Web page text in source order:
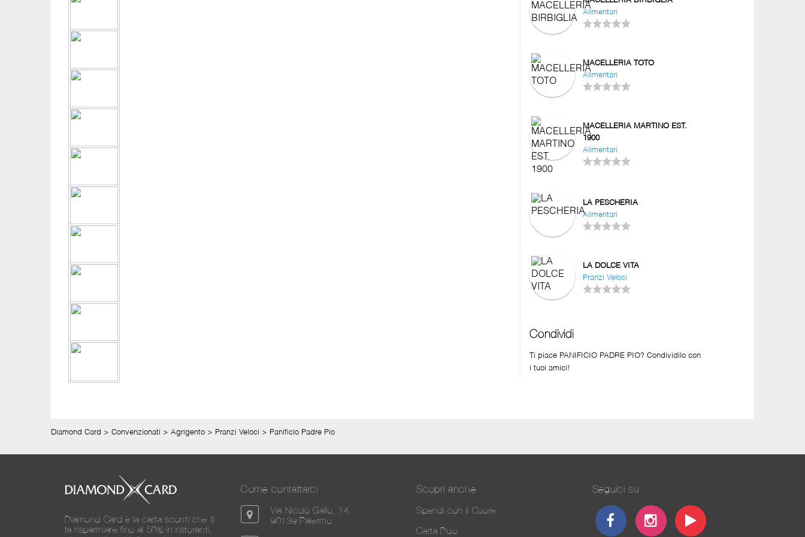
Alimentari
MACELLERIA TOTO
Alimentari
MACELLERIA MARTINO EST.
1900
Alimentari
LA PESCHERIA
Alimentari
LA DOLCE VITA
Pranzi Veloci
Condividi
Ti piace PANIFICIO PADRE PIO? Condividilo con
i tuoi amici!
Diamond Card > Convenzionati > Agrigento > Pranzi Veloci > Panificio Padre Pio
Diamond Card è la carta sconti che ti
fa risparmiare fino al 50% in ristoranti,
Come contattarci
Via Nicolò Gallo, 14
90139 Palermo
Scopri anche
Spendi con il Cuore
Carta Duo
Seguici su